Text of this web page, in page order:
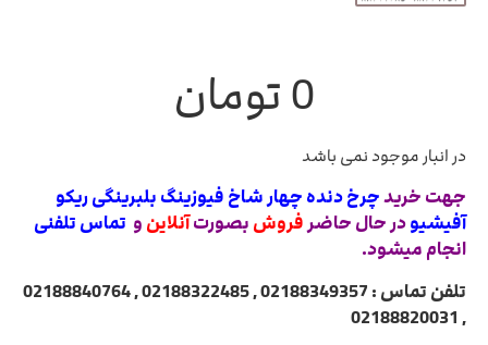
0تومان
در انبار موجود نمی باشد
جهت خریدچرخ دنده چهار شاخ فیوزینگ بلبرینگی ریکو
آفیشیودر حال حاضرفروش بصورتآنلاین و تماس تلفنی
انجام میشود.
تلفن تماس : 02188349357 , 02188322485 , 02188840764
, 02188820031